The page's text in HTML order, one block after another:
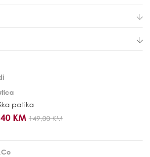
patika
KM 149,00 KM